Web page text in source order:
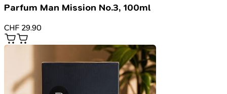
Parfum Man Mission No.3, 100ml
CHF 29.90